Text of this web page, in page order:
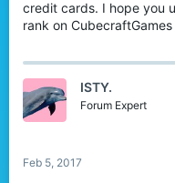
credit cards. I hope you
rank on CubecraftGames
ISTY.
Forum Expert
Feb 5, 2017